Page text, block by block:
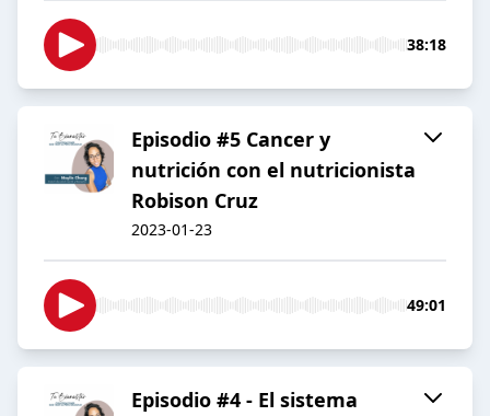
38:18
Episodio #5 Cancer y
nutrición con el nutricionista
Robison Cruz
2023-01-23
49:01
Episodio #4 - El sistema